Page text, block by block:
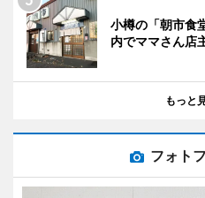
小樽の「朝市食
内でママさん店
もっと
フォト